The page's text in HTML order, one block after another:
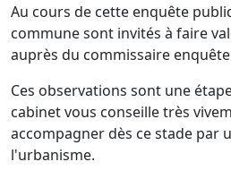
Au cours de cette enquête
commune sont invités à faire
auprès du commissaire
Ces observations sont une
cabinet vous conseille très
accompagner dès ce stade par
l'urbanisme.